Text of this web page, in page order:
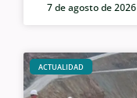
7 de agosto de 2026
ACTUALIDAD